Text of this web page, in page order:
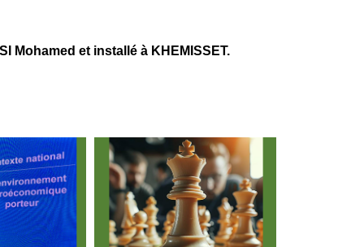
Mohamed et installé à KHEMISSET.